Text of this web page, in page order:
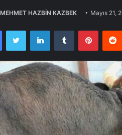
MEHMET HAZBİN KAZBEK Mayıs 21,
FacebookTwitter LinkedInTumblr Pinterest